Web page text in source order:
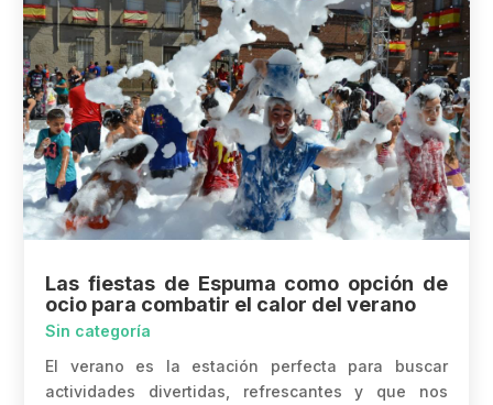
Las fiestas de Espuma como opción de
ocio para combatir el calor del verano
Sin categoría
El verano es la estación perfecta para buscar
actividades divertidas, refrescantes y que nos